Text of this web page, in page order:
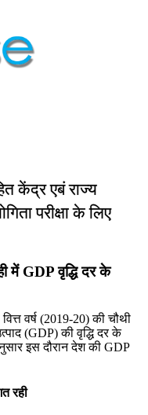
केंद्र एबं राज्य
परीक्षा के लिए
में GDP वृद्धि दर के
वर्ष (2019-20) की चौथी
(GDP) की वृद्धि दर के
इस दौरान देश की GDP
रही